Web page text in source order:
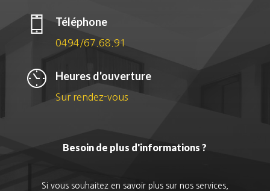
Téléphone
0494/67.68.91
Heures d'ouverture
Sur rendez-vous
Besoin de plus d'informations ?
Si vous souhaitez en savoir plus sur nos services,